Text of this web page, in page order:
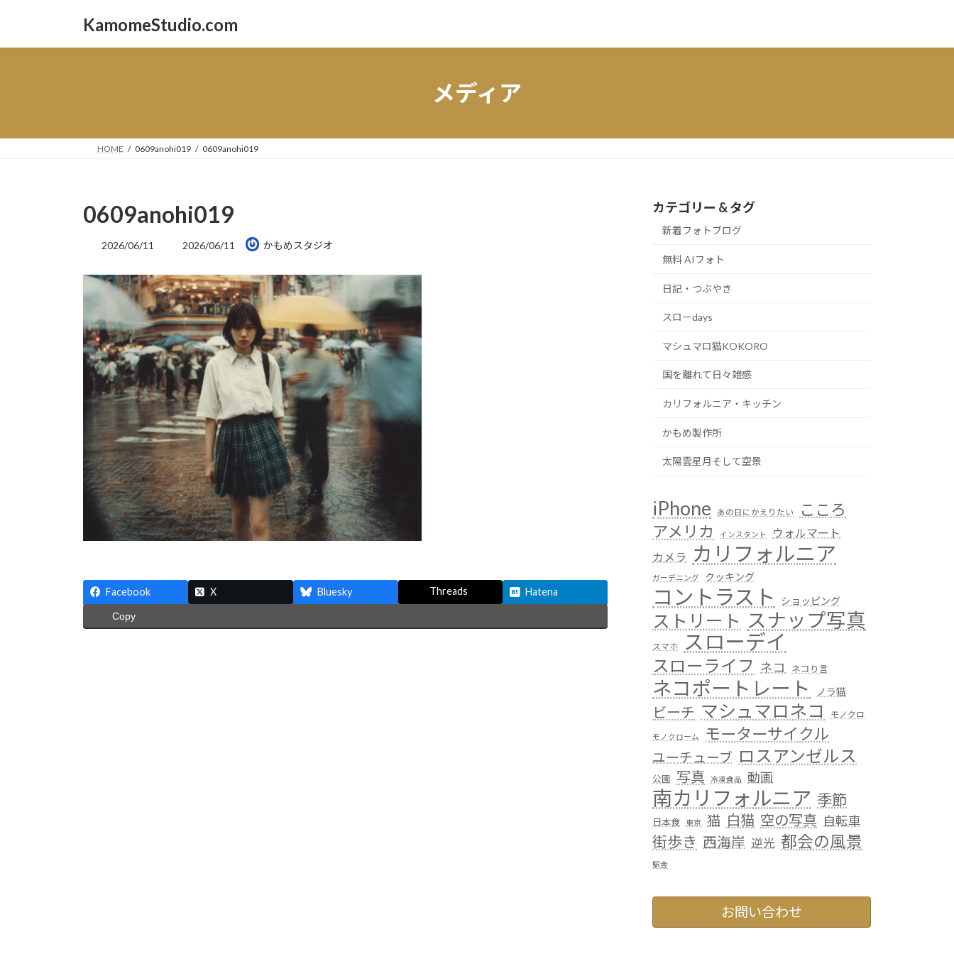
KamomeStudio.com
メディア
HOME 0609anohi019 0609anohi019
0609anohi019
2026/06/11
最
新
日
時
:
2026/06/11 かもめスタジオ
Facebook X Bluesky Threads Hatena
Copy
カテゴリー & タグ
新着フォトブログ
無料 AIフォト
日記・つぶやき
スローdays
マシュマロ猫KOKORO
国を離れて日々雑感
カリフォルニア・キッチン
かもめ製作所
太陽雲星月そして空景
iPhone あの日にかえりたい
こころ
アメリカ
インスタント
ウォルマート
カメラ
カリフォルニア
ガーデニング クッキング
コントラスト ショッピング
ストリート スナップ写真
スマホ スローデイ
スローライフ ネコ ネコり言
ネコポートレート ノラ猫
ビーチ マシュマロネコ モノクロ
モノクローム モーターサイクル
ユーチューブ ロスアンゼルス
公園 写真 冷凍食品 動画
南カリフォルニア 季節
日本食 東京 猫 白猫 空の写真 自転車
街歩き 西海岸 逆光 都会の風景
駅舎
お問い合わせ